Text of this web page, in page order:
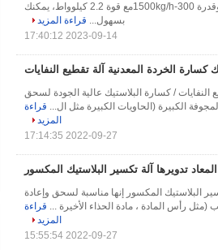
بلاستيك، أو كسارة زجاجات بي تي.مع فولتاج 220V/380/480V وقدرة 300-1500kg/hمع قوة 2.2 كيلوواط، يمكنك
بسهول... قراءة المزيد
2023-09-14 17:40:12
النفايات / كسارة البلاستيك عالية الجودة لسحق
الكبيرة (الحاويات الكبيرة مثل ال... قراءة
المزيد
2022-09-27 17:14:35
البلاستيك المكسور إنها مناسبة لسحق وإعادة
(مثل رأس المادة ، مادة الحذاء الأخيرة ... قراءة
المزيد
2022-09-27 15:55:54